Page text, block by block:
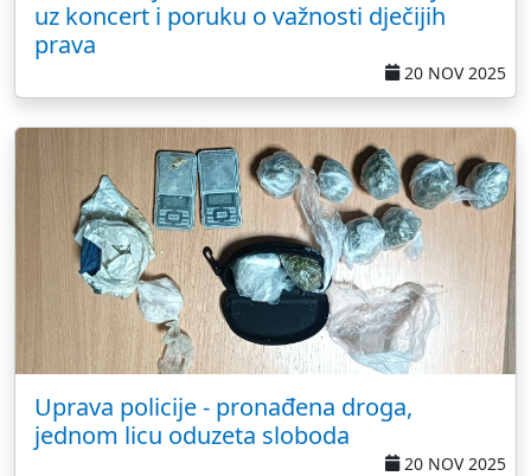
uz koncert i poruku o važnosti dječijih
prava
20 NOV 2025
Uprava policije - pronađena droga,
jednom licu oduzeta sloboda
20 NOV 2025